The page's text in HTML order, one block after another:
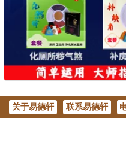
《易经》第五十卦 鼎
《易经》第五十一卦
《易经》第五十二卦
《易经》第五十三卦
《易经》第五十四卦
关于易德轩 联系易德轩